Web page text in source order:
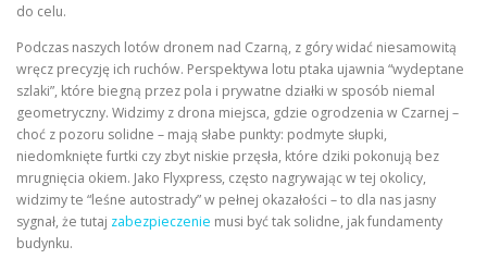
do celu.
Podczas naszych lotów dronem nad Czarną, z góry widać niesamowitą
wręcz precyzję ich ruchów. Perspektywa lotu ptaka ujawnia “wydeptane
szlaki”, które biegną przez pola i prywatne działki w sposób niemal
geometryczny. Widzimy z drona miejsca, gdzie ogrodzenia w Czarnej –
choć z pozoru solidne – mają słabe punkty: podmyte słupki,
niedomknięte furtki czy zbyt niskie przęsła, które dziki pokonują bez
mrugnięcia okiem. Jako Flyxpress, często nagrywając w tej okolicy,
widzimy te “leśne autostrady” w pełnej okazałości – to dla nas jasny
sygnał, że tutaj zabezpieczenie musi być tak solidne, jak fundamenty
budynku.